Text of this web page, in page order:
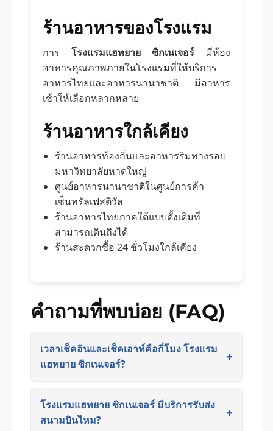
ร้านอาหารของโรงแรม
การ โรงแรมแฮทยาย ซิกเนเจอร์ มีห้อง
อาหารคุณภาพภายในโรงแรมที่ให้บริการ
อาหารไทยและอาหารนานาชาติ มีอาหาร
เช้าให้เลือกหลากหลาย
ร้านอาหารใกล้เคียง
ร้านอาหารท้องถิ่นและอาหารริมทางรอบ
มหาวิทยาลัยหาดใหญ่
ศูนย์อาหารนานาชาติในศูนย์การค้า
เซ็นทรัลเฟสติวัล
ร้านอาหารไทยภาคใต้แบบดั้งเดิมที่
สามารถเดินถึงได้
ร้านสะดวกซื้อ 24 ชั่วโมงใกล้เคียง
คำถามที่พบบ่อย (FAQ)
เวลาเช็คอินและเช็คเอาท์คือกี่โมง โรงแรม
แฮทยาย ซิกเนเจอร์?
โรงแรมแฮทยาย ซิกเนเจอร์ มีบริการรับส่ง
สนามบินไหม?